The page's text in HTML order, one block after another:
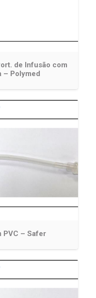
de Infusão com
– Polymed
PVC – Safer